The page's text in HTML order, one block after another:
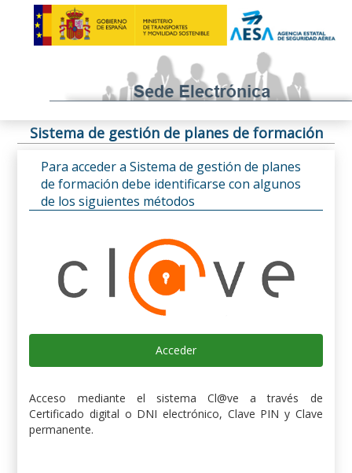
Sistema de gestión de planes de formación
Para acceder a Sistema de gestión de planes
de formación debe identificarse con algunos
de los siguientes métodos
Acceder
Acceso mediante el sistema Cl@ve a través de
Certificado digital o DNI electrónico, Clave PIN y Clave
permanente.